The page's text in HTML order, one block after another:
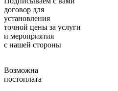
договор для
установления
точной цены за услуги
и мероприятия
с нашей стороны
Возможна
постоплата